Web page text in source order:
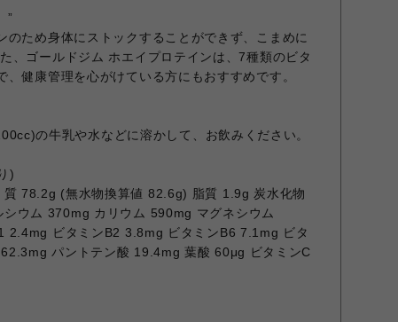
”
のため身体にストックすることができず、こまめに
、ゴールドジム ホエイプロテインは、7種類のビタ
、健康管理を心がけている方にもおすすめです。
の牛乳や水などに溶かして、お飲みください。
)
78.2g (無水物換算値 82.6g) 脂質 1.9g 炭水化物
ウム 370mg カリウム 590mg マグネシウム
2.4mg ビタミンB2 3.8mg ビタミンB6 7.1mg ビタ
パントテン酸 19.4mg 葉酸 60μg ビタミンC